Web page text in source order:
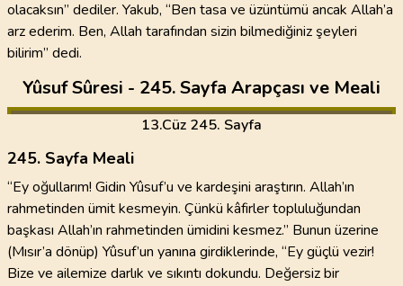
olacaksın” dediler. Yakub, “Ben tasa ve üzüntümü ancak Allah’a
arz ederim. Ben, Allah tarafından sizin bilmediğiniz şeyleri
bilirim” dedi.
Yûsuf Sûresi - 245. Sayfa Arapçası ve Meali
13.Cüz 245. Sayfa
245. Sayfa Meali
“Ey oğullarım! Gidin Yûsuf’u ve kardeşini araştırın. Allah’ın
rahmetinden ümit kesmeyin. Çünkü kâfirler topluluğundan
başkası Allah’ın rahmetinden ümidini kesmez.” Bunun üzerine
(Mısır’a dönüp) Yûsuf’un yanına girdiklerinde, “Ey güçlü vezir!
Bize ve ailemize darlık ve sıkıntı dokundu. Değersiz bir